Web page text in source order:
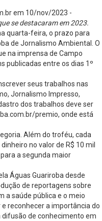
em 10/nov/2023 -
se destacaram em 2023.
quarta-feira, o prazo para
de Jornalismo Ambiental. O
na imprensa de Campo
publicadas entre os dias 1º
seus trabalhos nas
Jornalismo Impresso,
dos trabalhos deve ser
premio, onde está
Além do troféu, cada
no valor de R$ 10 mil
a segunda maior
Águas Guariroba desde
de reportagens sobre
a saúde pública e o meio
reconhecer a importância do
de conhecimento em